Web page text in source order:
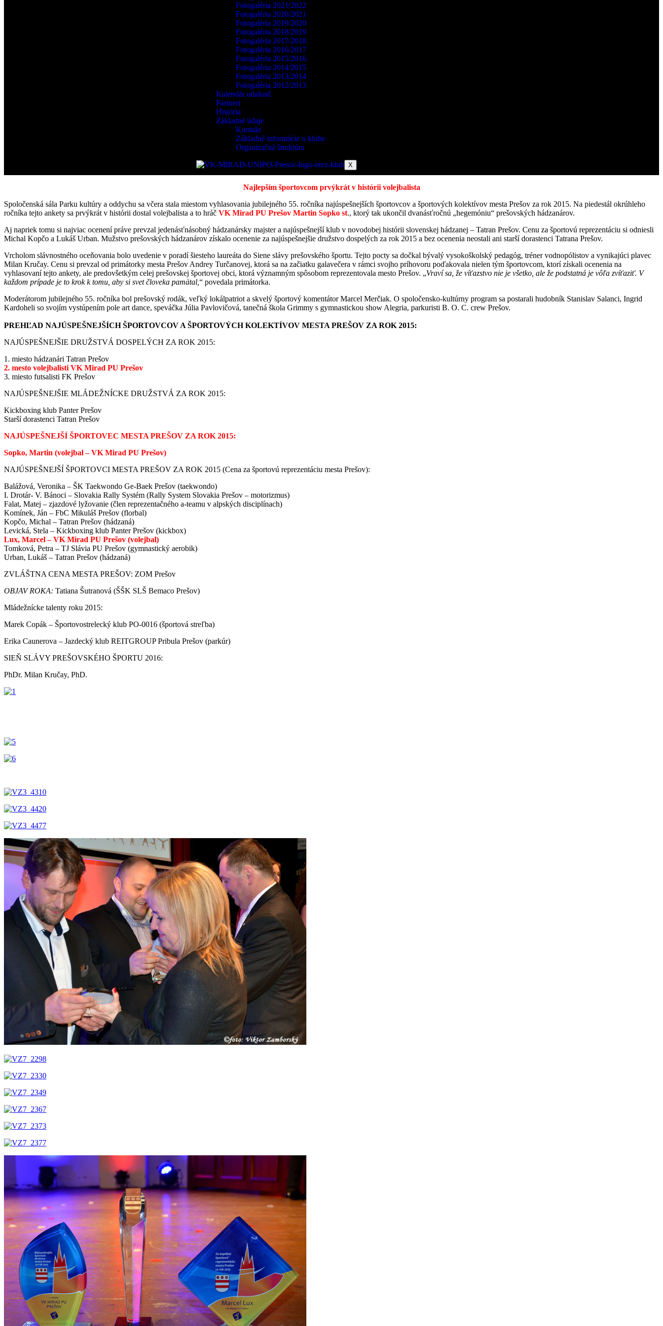
Fotogaléria 2021/2022
Fotogaléria 2020/2021
Fotogaléria 2019/2020
Fotogaléria 2018/2019
Fotogaléria 2017/2018
Fotogaléria 2016/2017
Fotogaléria 2015/2016
Fotogaléria 2014/2015
Fotogaléria 2013/2014
Fotogaléria 2012/2013
Kalendár udalostí
Partneri
História
Základné údaje
Kontakt
Základné informácie o klube
Organizačná štruktúra
X
Najlepším športovcom prvýkrát v histórii volejbalista
Spoločenská sála Parku kultúry a oddychu sa včera stala miestom vyhlasovania jubilejného 55. ročníka najúspešnejších športovcov a športových kolektívov mesta Prešov za rok 2015. Na piedestál okrúhleho
ročníka tejto ankety sa prvýkrát v histórii dostal volejbalista a to hráč VK Mirad PU Prešov Martin Sopko st., ktorý tak ukončil dvanásťročnú „hegemóniu“ prešovských hádzanárov.
Aj napriek tomu si najviac ocenení práve prevzal jedenásťnásobný hádzanársky majster a najúspešnejší klub v novodobej histórii slovenskej hádzanej – Tatran Prešov. Cenu za športovú reprezentáciu si odniesli
Michal Kopčo a Lukáš Urban. Mužstvo prešovských hádzanárov získalo ocenenie za najúspešnejšie družstvo dospelých za rok 2015 a bez ocenenia neostali ani starší dorastenci Tatrana Prešov.
Vrcholom slávnostného oceňovania bolo uvedenie v poradí šiesteho laureáta do Siene slávy prešovského športu. Tejto pocty sa dočkal bývalý vysokoškolský pedagóg, tréner vodnopólistov a vynikajúci plavec
Milan Kručay. Cenu si prevzal od primátorky mesta Prešov Andrey Turčanovej, ktorá sa na začiatku galavečera v rámci svojho príhovoru poďakovala nielen tým športovcom, ktorí získali ocenenia na
vyhlasovaní tejto ankety, ale predovšetkým celej prešovskej športovej obci, ktorá významným spôsobom reprezentovala mesto Prešov. „Vraví sa, že víťazstvo nie je všetko, ale že podstatná je vôľa zvíťaziť. V
každom prípade je to krok k tomu, aby si svet človeka pamätal, “ povedala primátorka.
Moderátorom jubilejného 55. ročníka bol prešovský rodák, veľký lokálpatriot a skvelý športový komentátor Marcel Merčiak. O spoločensko-kultúrny program sa postarali hudobník Stanislav Salanci, Ingrid
Kardoheli so svojím vystúpením pole art dance, speváčka Júlia Pavlovičová, tanečná škola Grimmy s gymnastickou show Alegria, parkuristi B. O. C. crew Prešov.
PREHĽAD NAJÚSPEŠNEJŠÍCH ŠPORTOVCOV A ŠPORTOVÝCH KOLEKTÍVOV MESTA PREŠOV ZA ROK 2015:
NAJÚSPEŠNEJŠIE DRUŽSTVÁ DOSPELÝCH ZA ROK 2015:
1. miesto hádzanári Tatran Prešov
2. mesto volejbalisti VK Mirad PU Prešov
3. miesto futsalisti FK Prešov
NAJÚSPEŠNEJŠIE MLÁDEŽNÍCKE DRUŽSTVÁ ZA ROK 2015:
Kickboxing klub Panter Prešov
Starší dorastenci Tatran Prešov
NAJÚSPEŠNEJŠÍ ŠPORTOVEC MESTA PREŠOV ZA ROK 2015:
Sopko, Martin (volejbal – VK Mirad PU Prešov)
NAJÚSPEŠNEJŠÍ ŠPORTOVCI MESTA PREŠOV ZA ROK 2015 (Cena za športovú reprezentáciu mesta Prešov):
Balážová, Veronika – ŠK Taekwondo Ge-Baek Prešov (taekwondo)
I. Drotár- V. Bánoci – Slovakia Rally Systém (Rally System Slovakia Prešov – motorizmus)
Falat, Matej – zjazdové lyžovanie (člen reprezentačného a-teamu v alpských disciplínach)
Komínek, Ján – FbC Mikuláš Prešov (florbal)
Kopčo, Michal – Tatran Prešov (hádzaná)
Levická, Stela – Kickboxing klub Panter Prešov (kickbox)
Lux, Marcel – VK Mirad PU Prešov (volejbal)
Tomková, Petra – TJ Slávia PU Prešov (gymnastický aerobik)
Urban, Lukáš – Tatran Prešov (hádzaná)
ZVLÁŠTNA CENA MESTA PREŠOV: ZOM Prešov
OBJAV ROKA: Tatiana Šutranová (ŠŠK SLŠ Bemaco Prešov)
Mládežnícke talenty roku 2015:
Marek Copák – Športovostrelecký klub PO-0016 (športová streľba)
Erika Caunerova – Jazdecký klub REITGROUP Pribula Prešov (parkúr)
SIEŇ SLÁVY PREŠOVSKÉHO ŠPORTU 2016:
PhDr. Milan Kručay, PhD.